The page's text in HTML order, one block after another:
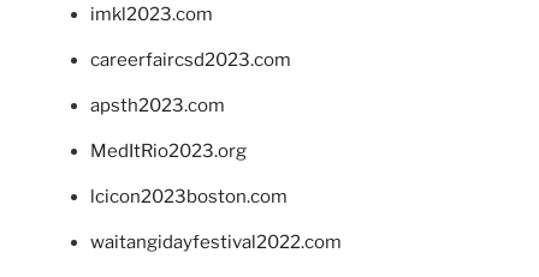
imkl2023.com
careerfaircsd2023.com
apsth2023.com
MedItRio2023.org
lcicon2023boston.com
waitangidayfestival2022.com